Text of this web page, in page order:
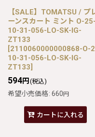
【SALE】TOMATSU / プ
ーンスカート ミント O-25-
10-31-056-LO-SK-IG-
ZT133
[2110060000000868-O-
10-31-056-LO-SK-IG-
ZT133]
594円 (税込)
希望小売価格: 660円
カートに入れる